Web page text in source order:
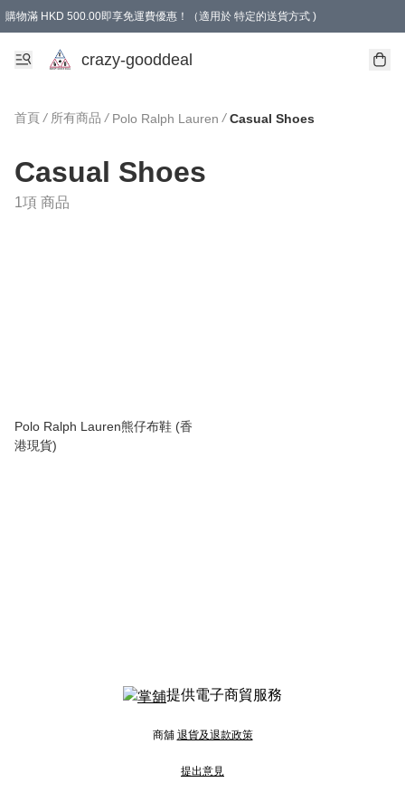
購物滿 HKD 500.00即享免運費優惠！（適用於 特定的送貨方式 )
成為會員可享免費禮品
crazy-gooddeal
首頁 / 所有商品 / Polo Ralph Lauren / Casual Shoes
Casual Shoes
1項 商品
Polo Ralph Lauren熊仔布鞋 (香
港現貨)
提供電子商貿服務
商舖 退貨及退款政策
提出意見